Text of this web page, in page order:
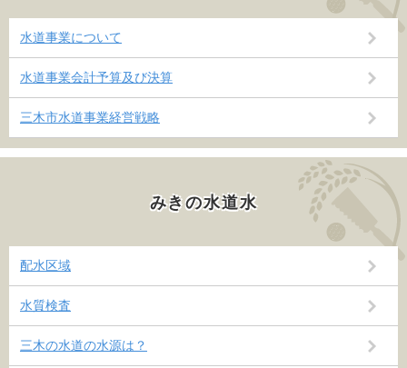
水道事業について
水道事業会計予算及び決算
三木市水道事業経営戦略
みきの水道水
配水区域
水質検査
三木の水道の水源は？